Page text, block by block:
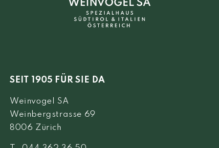
SEIT 1905 FÜR SIE DA
Weinvogel SA
Weinbergstrasse 69
8006 Zürich